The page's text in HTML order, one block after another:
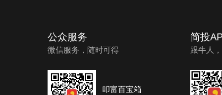
公众服务
微信服务，随时可得
叩富百宝箱
简投
跟牛人